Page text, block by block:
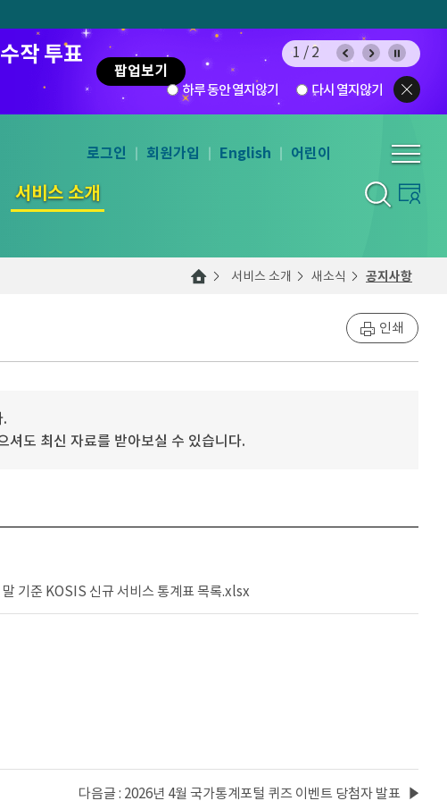
작 투표
팝업보기
1/2
하루 동안 열지않기 다시 열지않기
서비스 소개
로그인 회원가입 English 어린이
서비스 소개 새소식 공지사항
인쇄
셔도 최신 자료를 받아보실 수 있습니다.
기준 KOSIS 신규 서비스 통계표 목록.xlsx
다음글 : 2026년 4월 국가통계포털 퀴즈 이벤트 당첨자 발표